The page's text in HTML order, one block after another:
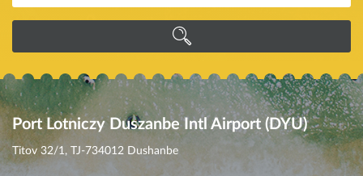
Port Lotniczy Duszanbe Intl Airport (DYU)
Titov 32/1, TJ-734012 Dushanbe